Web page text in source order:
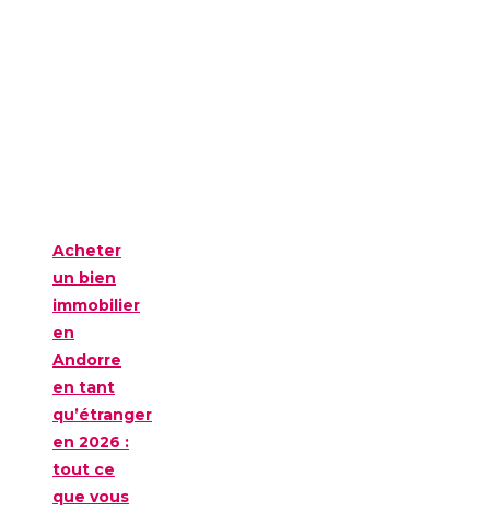
Acheter
un bien
immobilier
en
Andorre
en tant
qu’étranger
en 2026 :
tout ce
que vous